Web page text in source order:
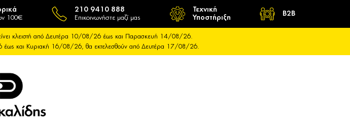
100€
210 9410 888
Επικοινωνήστε μαζί μας
Τεχνική
Υποστήριξη
B2B
κλειστή από Δευτέρα 10/08/26 έως και Παρασκευή 14/08/26.
έως και Κυριακή 16/08/26, θα εκτελεσθούν από Δευτέρα 17/08/26.